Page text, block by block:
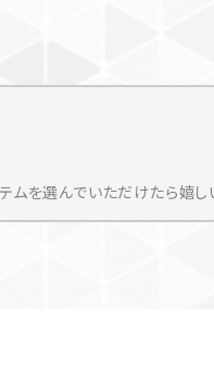
を選んでいただけたら嬉し